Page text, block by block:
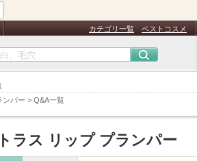
ンパー > Q&A一覧
カテゴリ一覧 ベストコスメ
ラス リップ プランパー